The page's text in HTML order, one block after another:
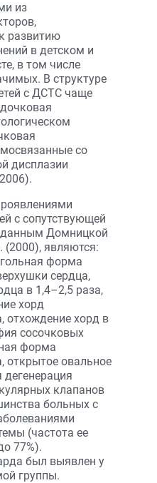
из
развитию
в детском и
в том числе
В структуре
с ДСТС чаще
со
дисплазии
с сопутствующей
данным Домницкой
(2000), являются:
форма
сердца,
в 1,4–2,5 раза,
хорд
отхождение хорд в
сосочковых
форма
открытое овальное
клапанов
больных с
(частота ее
77%).
был выявлен у
группы.